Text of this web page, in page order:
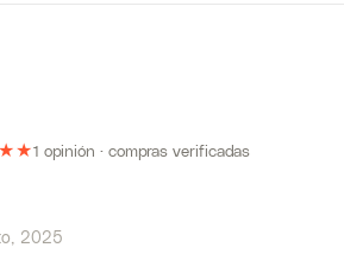
★★1 opinión · compras verificadas
2025